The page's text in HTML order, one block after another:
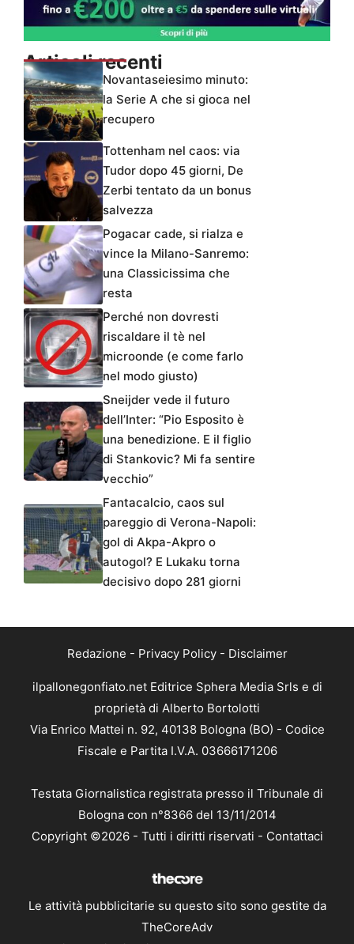
Articoli recenti
Novantaseiesimo minuto:
la Serie A che si gioca nel
recupero
Tottenham nel caos: via
Tudor dopo 45 giorni, De
Zerbi tentato da un bonus
salvezza
Pogacar cade, si rialza e
vince la Milano-Sanremo:
una Classicissima che
resta
Perché non dovresti
riscaldare il tè nel
microonde (e come farlo
nel modo giusto)
Sneijder vede il futuro
dell’Inter: “Pio Esposito è
una benedizione. E il figlio
di Stankovic? Mi fa sentire
vecchio”
Fantacalcio, caos sul
pareggio di Verona-Napoli:
gol di Akpa-Akpro o
autogol? E Lukaku torna
decisivo dopo 281 giorni
Redazione - Privacy Policy- Disclaimer
ilpallonegonfiato.net Editrice Sphera Media Srls e di
proprietà di Alberto Bortolotti
Via Enrico Mattei n. 92, 40138 Bologna (BO) - Codice
Fiscale e Partita I.V.A. 03666171206
Testata Giornalistica registrata presso il Tribunale di
Bologna con n°8366 del 13/11/2014
Copyright ©2026 - Tutti i diritti riservati - Contattaci
Le attività pubblicitarie su questo sito sono gestite da
TheCoreAdv